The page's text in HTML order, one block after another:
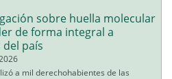
sobre huella molecular
de forma integral a
país
a mil derechohabientes de las